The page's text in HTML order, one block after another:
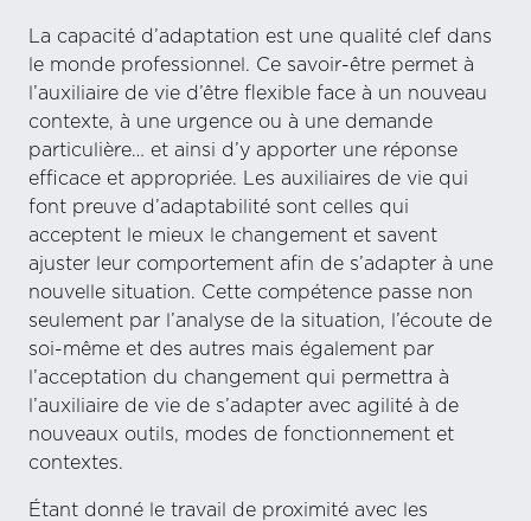
La capacité d’adaptation est une qualité clef dans
le monde professionnel. Ce savoir-être permet à
l’auxiliaire de vie d’être flexible face à un nouveau
contexte, à une urgence ou à une demande
particulière… et ainsi d’y apporter une réponse
efficace et appropriée. Les auxiliaires de vie qui
font preuve d’adaptabilité sont celles qui
acceptent le mieux le changement et savent
ajuster leur comportement afin de s’adapter à une
nouvelle situation. Cette compétence passe non
seulement par l’analyse de la situation, l’écoute de
soi-même et des autres mais également par
l’acceptation du changement qui permettra à
l’auxiliaire de vie de s’adapter avec agilité à de
nouveaux outils, modes de fonctionnement et
contextes.
Étant donné le travail de proximité avec les